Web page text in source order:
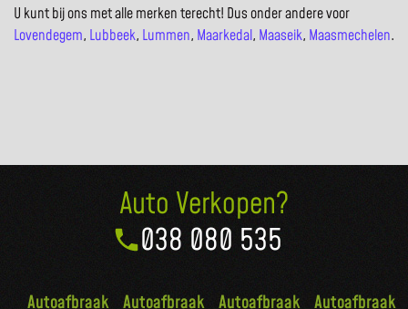
U kunt bij ons met alle merken terecht! Dus onder andere voor
Lovendegem, Lubbeek, Lummen, Maarkedal, Maaseik, Maasmechelen.
Auto Verkopen?
038 080 535
Autoafbraak Autoafbraak Autoafbraak Autoafbraak